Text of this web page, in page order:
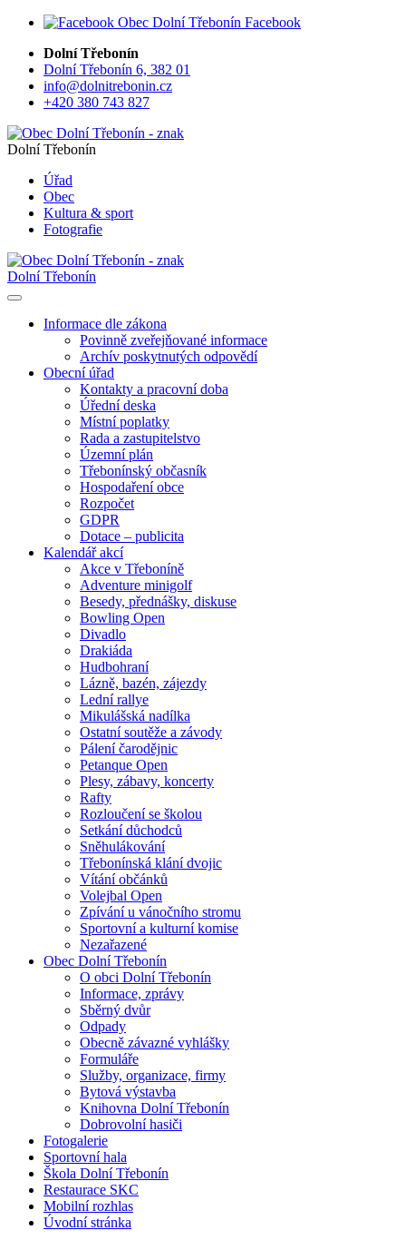
Facebook
Dolní Třebonín
Dolní Třebonín 6, 382 01
info@dolnitrebonin.cz
+420 380 743 827
Dolní Třebonín
Úřad
Obec
Kultura & sport
Fotografie
Dolní Třebonín
Informace dle zákona
Povinně zveřejňované informace
Archív poskytnutých odpovědí
Obecní úřad
Kontakty a pracovní doba
Úřední deska
Místní poplatky
Rada a zastupitelstvo
Územní plán
Třebonínský občasník
Hospodaření obce
Rozpočet
GDPR
Dotace – publicita
Kalendář akcí
Akce v Třeboníně
Adventure minigolf
Besedy, přednášky, diskuse
Bowling Open
Divadlo
Drakiáda
Hudbohraní
Lázně, bazén, zájezdy
Lední rallye
Mikulášská nadílka
Ostatní soutěže a závody
Pálení čarodějnic
Petanque Open
Plesy, zábavy, koncerty
Rafty
Rozloučení se školou
Setkání důchodců
Sněhulákování
Třebonínská klání dvojic
Vítání občánků
Volejbal Open
Zpívání u vánočního stromu
Sportovní a kulturní komise
Nezařazené
Obec Dolní Třebonín
O obci Dolní Třebonín
Informace, zprávy
Sběrný dvůr
Odpady
Obecně závazné vyhlášky
Formuláře
Služby, organizace, firmy
Bytová výstavba
Knihovna Dolní Třebonín
Dobrovolní hasiči
Fotogalerie
Sportovní hala
Škola Dolní Třebonín
Restaurace SKC
Mobilní rozhlas
Úvodní stránka